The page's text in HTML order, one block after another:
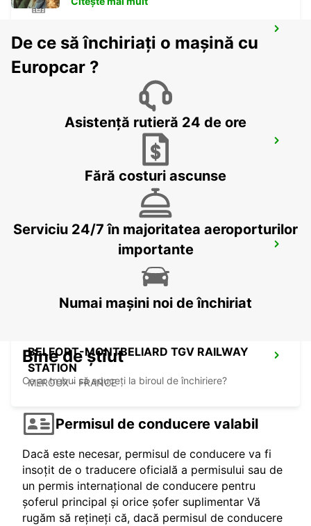
SERVICE
PRATTELN - SWITZERLAND
OLTEN PARKING NEUHARD
SOLOTHURN ZUCHWIL AUTO WEBER
BELFORT-MONTBELIARD TGV RAILWAY
STATION
MEROUX - FRANCE
De ce să închiriați o mașină cu
Europcar ?
Asistență rutieră 24 de ore
Fără costuri ascunse
Serviciu 24/7 în majoritatea aeroporturilor
importante
Numai mașini noi de închiriat
Bine de știut
Ce ar trebui să aduceți la biroul de închiriere?
Permisul de conducere valabil
Dacă este necesar, permisul de conducere va fi
insoțit de o traducere oficială a permisului sau de
un permis internațional de conducere pentru
șoferul principal și orice șofer suplimentar Vă
rugăm să rețineți că, dacă permisul de conducere